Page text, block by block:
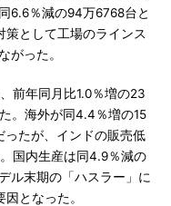
6.6％減の94万6768台と
として工場のラインス
がった。
前年同月比1.0％増の23
。海外が同4.4％増の15
ったが、インドの販売低
国内生産は同4.9％減の
ル末期の「ハスラー」に
となった。